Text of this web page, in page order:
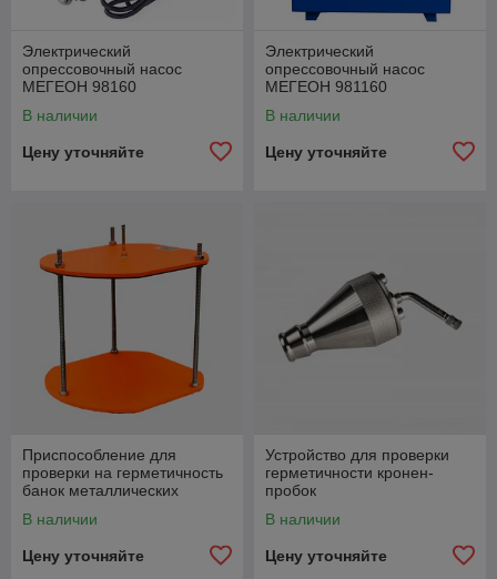
Электрический
опрессовочный насос
МЕГЕОН 98160
В наличии
Цену уточняйте
Электрический
опрессовочный насос
МЕГЕОН 981160
В наличии
Цену уточняйте
Приспособление для
проверки на герметичность
банок металлических
В наличии
Цену уточняйте
Устройство для проверки
герметичности кронен-
пробок
В наличии
Цену уточняйте